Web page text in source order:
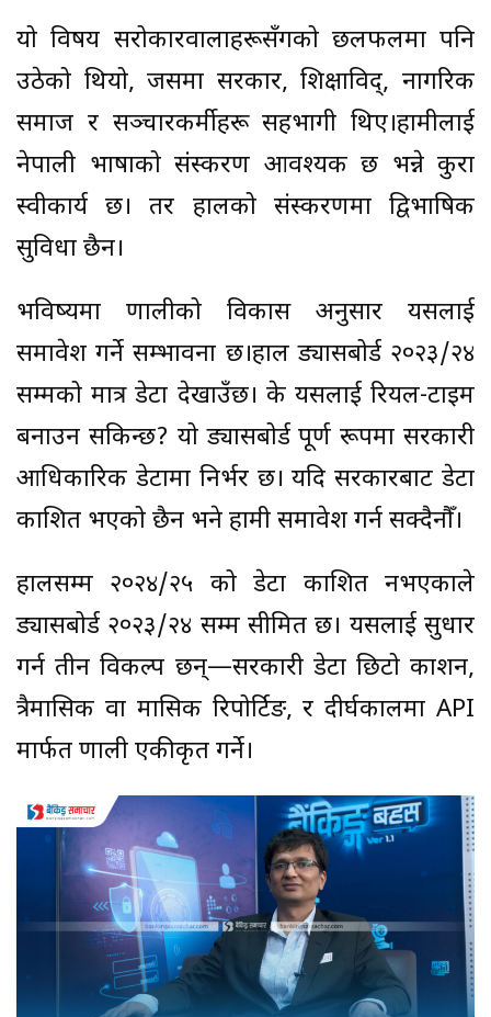
यो विषय सरोकारवालाहरूसँगको छलफलमा पनि
उठेको थियो, जसमा सरकार, शिक्षाविद्, नागरिक
समाज र सञ्चारकर्मीहरू सहभागी थिए।हामीलाई
नेपाली भाषाको संस्करण आवश्यक छ भन्ने कुरा
स्वीकार्य छ। तर हालको संस्करणमा द्विभाषिक
सुविधा छैन।
भविष्यमा प्रणालीको विकास अनुसार यसलाई
समावेश गर्ने सम्भावना छ।हाल ड्यासबोर्ड २०२३/२४
सम्मको मात्र डेटा देखाउँछ। के यसलाई रियल-टाइम
बनाउन सकिन्छ? यो ड्यासबोर्ड पूर्ण रूपमा सरकारी
आधिकारिक डेटामा निर्भर छ। यदि सरकारबाट डेटा
प्रकाशित भएको छैन भने हामी समावेश गर्न सक्दैनौँ।
हालसम्म २०२४/२५ को डेटा प्रकाशित नभएकाले
ड्यासबोर्ड २०२३/२४ सम्म सीमित छ। यसलाई सुधार
गर्न तीन विकल्प छन्—सरकारी डेटा छिटो प्रकाशन,
त्रैमासिक वा मासिक रिपोर्टिङ, र दीर्घकालमा API
मार्फत प्रणाली एकीकृत गर्ने।